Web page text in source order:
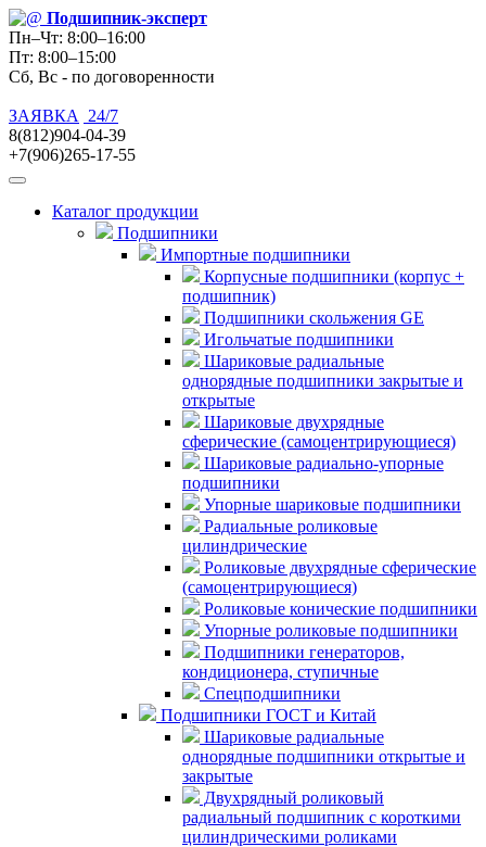
Подшипник-эксперт
Пн–Чт: 8:00–16:00
Пт: 8:00–15:00
Сб, Вс - по договоренности
ЗАЯВКА
24/7
8(812)904-04-39
+7(906)265-17-55
Каталог продукции
Подшипники
Импортные подшипники
Корпусные подшипники (корпус +
подшипник)
Подшипники скольжения GE
Игольчатые подшипники
Шариковые радиальные
однорядные подшипники закрытые и
открытые
Шариковые двухрядные
сферические (самоцентрирующиеся)
Шариковые радиально-упорные
подшипники
Упорные шариковые подшипники
Радиальные роликовые
цилиндрические
Роликовые двухрядные сферические
(самоцентрирующиеся)
Роликовые конические подшипники
Упорные роликовые подшипники
Подшипники генераторов,
кондиционера, ступичные
Спецподшипники
Подшипники ГОСТ и Китай
Шариковые радиальные
однорядные подшипники открытые и
закрытые
Двухрядный роликовый
радиальный подшипник с короткими
цилиндрическими роликами